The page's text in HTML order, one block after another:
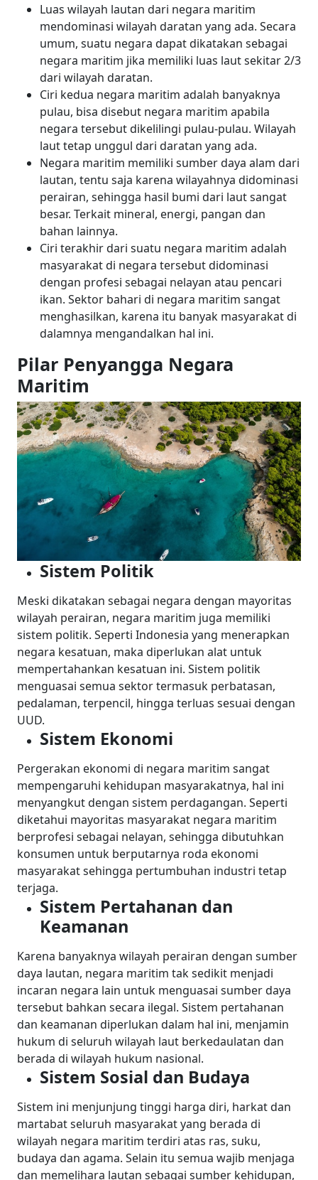
Luas wilayah lautan dari negara maritim
mendominasi wilayah daratan yang ada. Secara
umum, suatu negara dapat dikatakan sebagai
negara maritim jika memiliki luas laut sekitar 2/3
dari wilayah daratan.
Ciri kedua negara maritim adalah banyaknya
pulau, bisa disebut negara maritim apabila
negara tersebut dikelilingi pulau-pulau. Wilayah
laut tetap unggul dari daratan yang ada.
Negara maritim memiliki sumber daya alam dari
lautan, tentu saja karena wilayahnya didominasi
perairan, sehingga hasil bumi dari laut sangat
besar. Terkait mineral, energi, pangan dan
bahan lainnya.
Ciri terakhir dari suatu negara maritim adalah
masyarakat di negara tersebut didominasi
dengan profesi sebagai nelayan atau pencari
ikan. Sektor bahari di negara maritim sangat
menghasilkan, karena itu banyak masyarakat di
dalamnya mengandalkan hal ini.
Pilar Penyangga Negara
Maritim
Sistem Politik
Meski dikatakan sebagai negara dengan mayoritas
wilayah perairan, negara maritim juga memiliki
sistem politik. Seperti Indonesia yang menerapkan
negara kesatuan, maka diperlukan alat untuk
mempertahankan kesatuan ini. Sistem politik
menguasai semua sektor termasuk perbatasan,
pedalaman, terpencil, hingga terluas sesuai dengan
UUD.
Sistem Ekonomi
Pergerakan ekonomi di negara maritim sangat
mempengaruhi kehidupan masyarakatnya, hal ini
menyangkut dengan sistem perdagangan. Seperti
diketahui mayoritas masyarakat negara maritim
berprofesi sebagai nelayan, sehingga dibutuhkan
konsumen untuk berputarnya roda ekonomi
masyarakat sehingga pertumbuhan industri tetap
terjaga.
Sistem Pertahanan dan
Keamanan
Karena banyaknya wilayah perairan dengan sumber
daya lautan, negara maritim tak sedikit menjadi
incaran negara lain untuk menguasai sumber daya
tersebut bahkan secara ilegal. Sistem pertahanan
dan keamanan diperlukan dalam hal ini, menjamin
hukum di seluruh wilayah laut berkedaulatan dan
berada di wilayah hukum nasional.
Sistem Sosial dan Budaya
Sistem ini menjunjung tinggi harga diri, harkat dan
martabat seluruh masyarakat yang berada di
wilayah negara maritim terdiri atas ras, suku,
budaya dan agama. Selain itu semua wajib menjaga
dan memelihara lautan sebagai sumber kehidupan,